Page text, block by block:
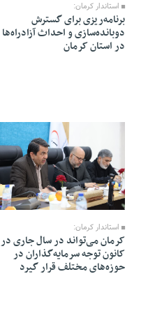
استاندار کرمان:
برنامه‌ریزی برای گسترش
دوبانده‌سازی و احداث آزادراه‌ها
در استان کرمان
26 Farvardin 1405 - 11:33
استاندار کرمان:
کرمان می‌تواند در سال جاری در
کانون توجه سرمایه‌گذاران در
حوزه‌های مختلف قرار گیرد